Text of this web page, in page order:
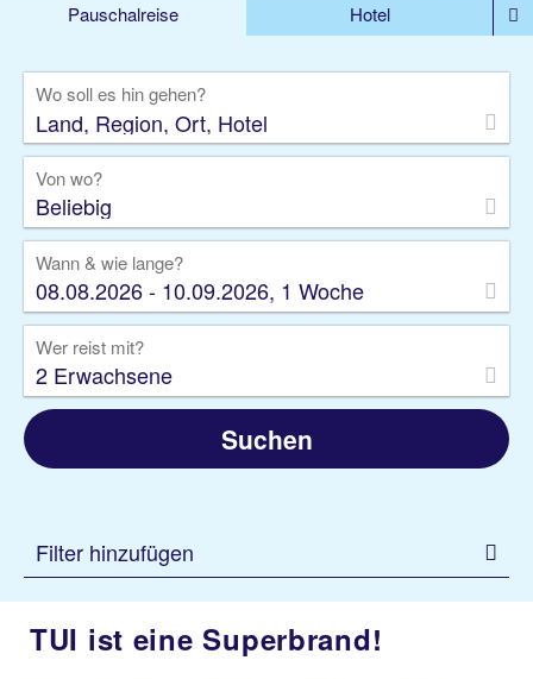
Pauschalreise
Hotel
Rundreise
Kreuzfahrt
Gruppenreise
Camper Privattransfer
Wo soll es hin gehen?
Von wo?
Beliebig
Wann & wie lange?
08.08.2026 - 10.09.2026, 1 Woche
Wer reist mit?
2 Erwachsene
Suchen
Filter hinzufügen
TUI ist eine Superbrand!